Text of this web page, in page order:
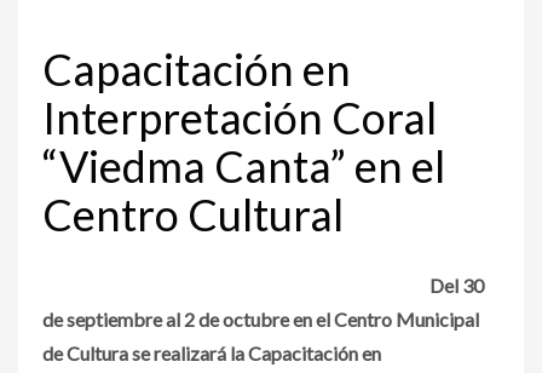
Capacitación en
Interpretación Coral
“Viedma Canta” en el
Centro Cultural
Del 30
de septiembre al 2 de octubre en el Centro Municipal
de Cultura se realizará la Capacitación en